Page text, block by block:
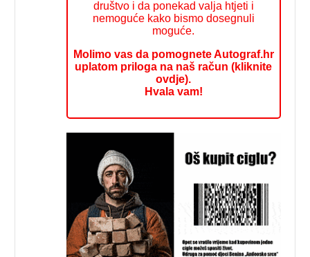
društvo i da ponekad valja htjeti i
nemoguće kako bismo dosegnuli
moguće.
Molimo vas da pomognete Autograf.hr
uplatom priloga na naš račun (kliknite
ovdje).
Hvala vam!